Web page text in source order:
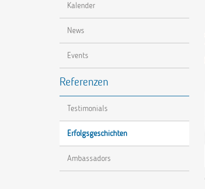
Kalender
News
Events
Referenzen
Testimonials
Erfolgsgeschichten
Ambassadors